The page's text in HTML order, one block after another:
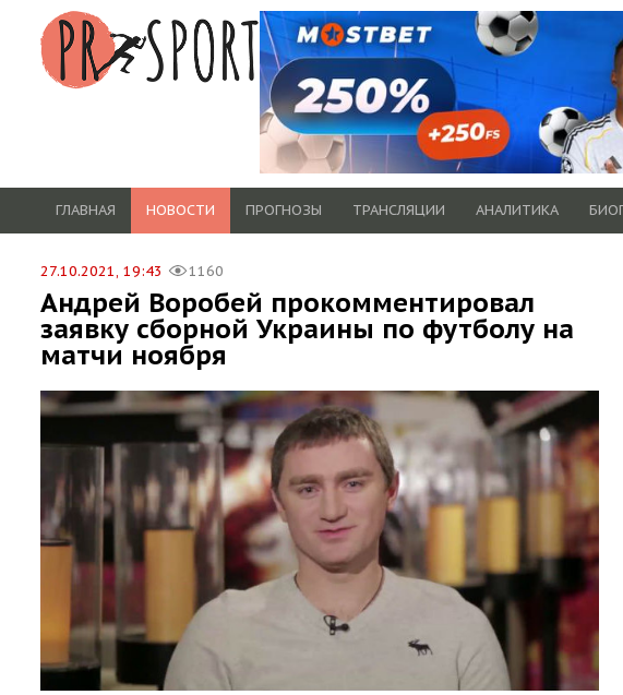
ГЛАВНАЯ НОВОСТИ ПРОГНОЗЫ ТРАНСЛЯЦИИ АНАЛИТИКА
27.10.2021, 19:43 1160
Андрей Воробей прокомментировал
заявку сборной Украины по футболу на
матчи ноября